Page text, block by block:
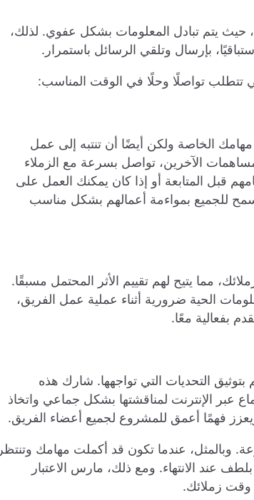
حيث يتم تبادل المعلومات بشكل عفوي. لذلك،
بإرسال وتلقي الرسائل باستمرار.
تتطلب تواصلًا وحلًا في الوقت المناسب:
الخاصة ولكن أيضًا أن تنتبه إلى عمل
الآخرين، تواصل بسرعة مع الزملاء
قبل المتابعة أو إذا كان يمكنك العمل على
يسمح للجميع بمواءمة أعمالهم بشكل مناسب
مما يتيح لهم تقييم الأثر المحتمل مسبقًا.
الحية ضرورية أثناء عملية عمل الفريق،
بفعالية معًا.
التحديات التي تواجهها. شارك هذه
عبر الإنترنت لمناقشتها بشكل جماعي واتخاذ
فهمًا أعمق للمشروع لجميع أعضاء الفريق.
وبالمثل، عندما تكون قد أكملت مهامك وتنتظر
عند الانتهاء. ومع ذلك، مارس الاعتبار
وقت زملائك.